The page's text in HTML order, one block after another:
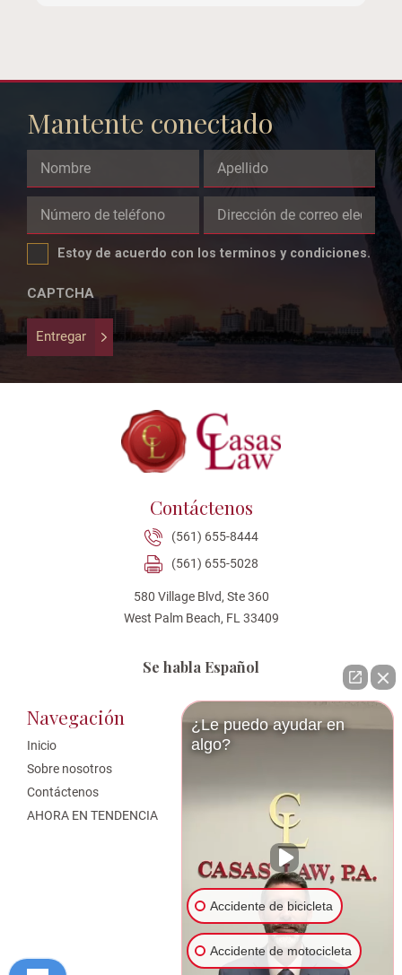
Mantente conectado
Estoy de acuerdo con los terminos y condiciones.
CAPTCHA
Comments
This
field
is
for
validation
purposes
and
Entregar
Contáctenos
(561) 655-8444
(561) 655-5028
580 Village Blvd, Ste 360
West Palm Beach, FL 33409
Se habla Español
Navegación
Inicio
Sobre nosotros
Contáctenos
AHORA EN TENDENCIA
Áreas de Practica
West Palm Beach Personal Injury
Abogados de Accidentes
Automovilísticos
Reclamaciones de Valor
Disminuido
Abogado de Accidentes de
Motocicleta en West Palm Beach
Abogado de Responsabilidad de
Locales
Tropezones y Caídas en Florida
¿Le puedo ayudar en
algo?
Accidente de bicicleta
Accidente de motocicleta